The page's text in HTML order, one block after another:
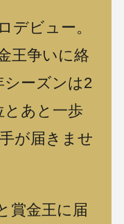
デビュー。
王争いに絡
シーズンは2
とあと一歩
が届きませ
賞金王に届